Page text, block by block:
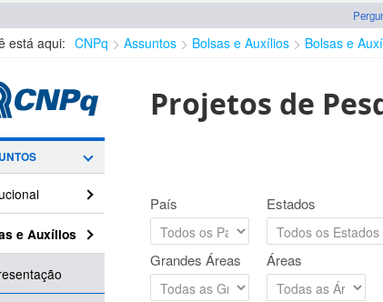
está aqui: CNPq Assuntos Bolsas e Auxílios Bolsas e
e Auxílios
Projetos de
País Estados
Grandes Áreas Áreas